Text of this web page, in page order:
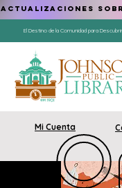
El Destino de la Comunidad para
Mi Cuenta
ACTUALIZACIONES